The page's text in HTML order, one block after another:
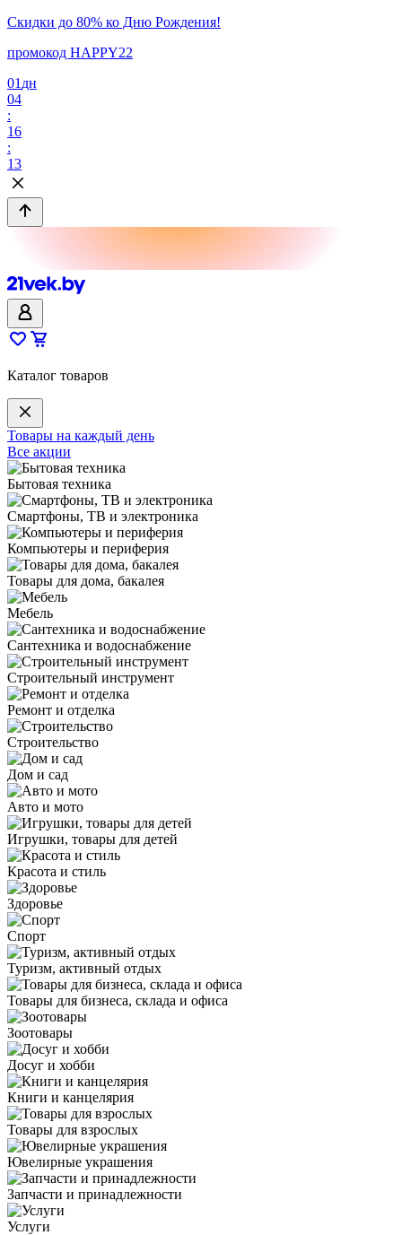
Скидки до 80% ко Дню Рождения!
промокод HAPPY22
01 дн
04
:
16
:
13
Каталог товаров
Товары на каждый день
Все акции
Бытовая техника
Смартфоны, ТВ и электроника
Компьютеры и периферия
Товары для дома, бакалея
Мебель
Сантехника и водоснабжение
Строительный инструмент
Ремонт и отделка
Строительство
Дом и сад
Авто и мото
Игрушки, товары для детей
Красота и стиль
Здоровье
Спорт
Туризм, активный отдых
Товары для бизнеса, склада и офиса
Зоотовары
Досуг и хобби
Книги и канцелярия
Товары для взрослых
Ювелирные украшения
Запчасти и принадлежности
Услуги